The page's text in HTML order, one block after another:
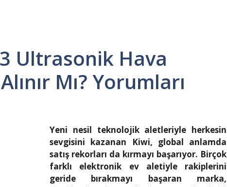
Ultrasonik Hava
Mı? Yorumları
Yeni nesil teknolojik aletleriyle herkesin
sevgisini kazanan Kiwi, global anlamda
satış rekorları da kırmayı başarıyor. Birçok
farklı elektronik ev aletiyle rakiplerini
geride bırakmayı başaran marka,